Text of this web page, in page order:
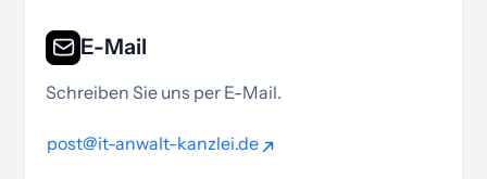
E-Mail
Schreiben Sie uns per E-Mail.
post@it-anwalt-kanzlei.de